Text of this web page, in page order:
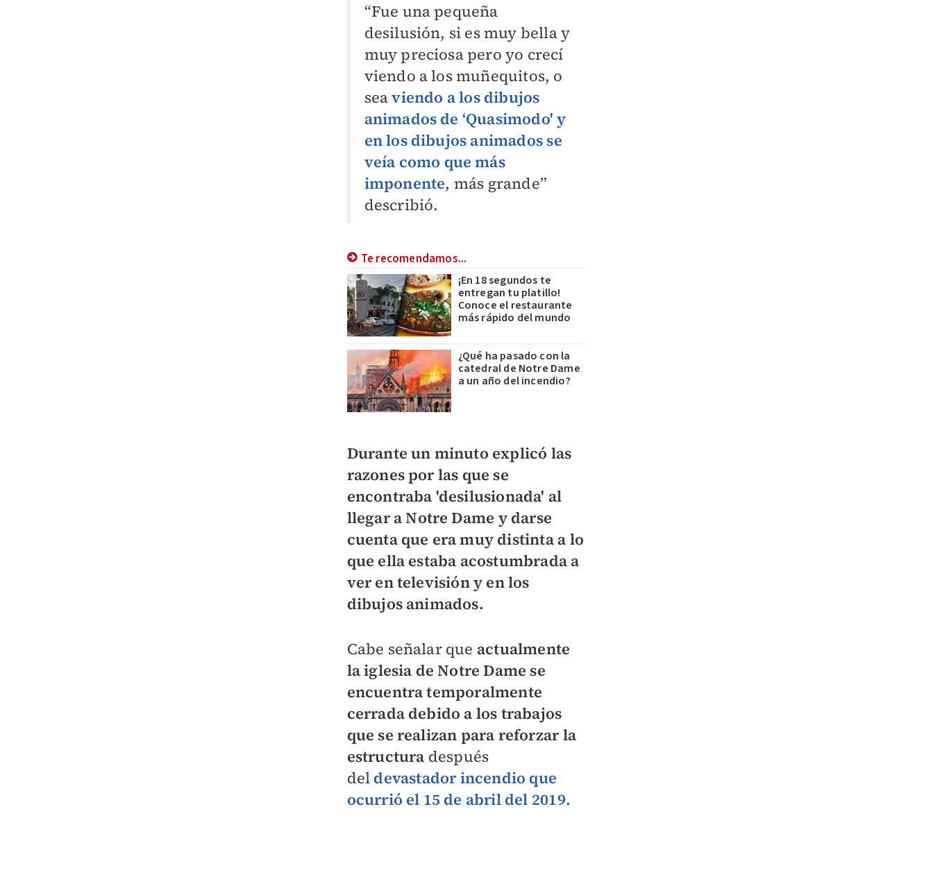
“Fue una pequeña
desilusión, si es muy bella y
muy preciosa pero yo crecí
viendo a los muñequitos, o
seaviendo a los dibujos
animados de ‘Quasimodo' y
en los dibujos animados se
veía como que más
imponente, más grande”
describió.
Te recomendamos...
¡En 18 segundos te
entregan tu platillo!
Conoce el restaurante
más rápido del mundo
¿Qué ha pasado con la
catedral de Notre Dame
a un año del incendio?
Durante un minuto explicó las
razones por las que se
encontraba 'desilusionada' al
llegar a Notre Dame y darse
cuenta que era muy distinta a lo
que ella estaba acostumbrada a
ver en televisión y en los
dibujos animados.
Cabe señalar que actualmente
la iglesia de Notre Dame se
encuentra temporalmente
cerrada debido a los trabajos
que se realizan para reforzar la
estructura después
del devastador incendio que
ocurrió el 15 de abril del 2019.